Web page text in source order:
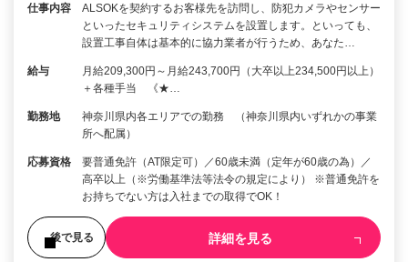
仕事内容
ALSOKを契約するお客様先を訪問し、防犯カメラやセンサー
といったセキュリティシステムを設置します。といっても、
設置工事自体は基本的に協力業者が行うため、あなた…
給与
月給209,300円～月給243,700円（大卒以上234,500円以上）
＋各種手当 《★…
勤務地
神奈川県内各エリアでの勤務 （神奈川県内いずれかの事業
所へ配属）
応募資格
要普通免許（AT限定可）／60歳未満（定年が60歳の為）／
高卒以上（※労働基準法等法令の規定により） ※普通免許を
お持ちでない方は入社までの取得でOK！
後で見る 詳細を見る